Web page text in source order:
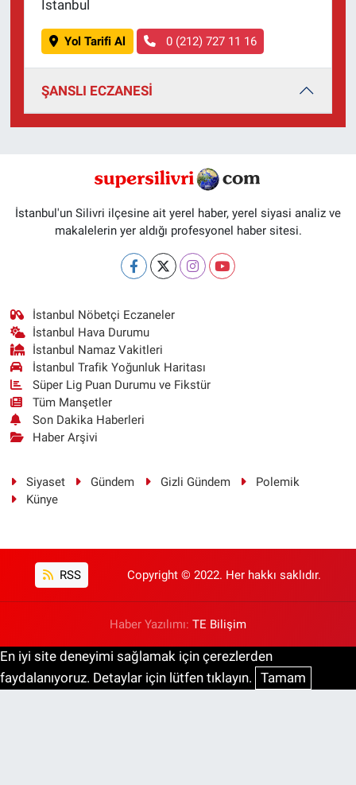
İstanbul
Yol Tarifi Al 0 (212) 727 11 16
ŞANSLI ECZANESİ
İstanbul'un Silivri ilçesine ait yerel haber, yerel siyasi analiz ve
makalelerin yer aldığı profesyonel haber sitesi.
İstanbul Nöbetçi Eczaneler
İstanbul Hava Durumu
İstanbul Namaz Vakitleri
İstanbul Trafik Yoğunluk Haritası
Süper Lig Puan Durumu ve Fikstür
Tüm Manşetler
Son Dakika Haberleri
Haber Arşivi
Siyaset Gündem Gizli Gündem
Polemik
Künye
RSS Copyright © 2022. Her hakkı saklıdır.
Haber Yazılımı: TE Bilişim
En iyi site deneyimi sağlamak için çerezlerden
faydalanıyoruz. Detaylar için lütfen tıklayın. Tamam